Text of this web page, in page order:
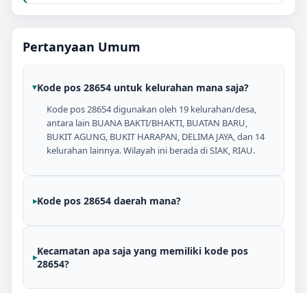
Pertanyaan Umum
Kode pos 28654 untuk kelurahan mana saja?
Kode pos 28654 digunakan oleh 19 kelurahan/desa,
antara lain BUANA BAKTI/BHAKTI, BUATAN BARU,
BUKIT AGUNG, BUKIT HARAPAN, DELIMA JAYA, dan 14
kelurahan lainnya. Wilayah ini berada di SIAK, RIAU.
Kode pos 28654 daerah mana?
Kecamatan apa saja yang memiliki kode pos
28654?